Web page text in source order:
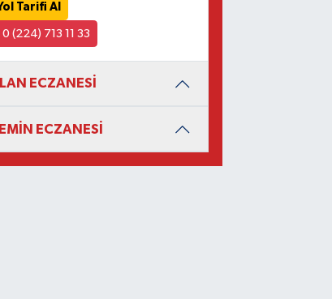
Tarifi Al
0 (224) 713 11 33
ECZANESİ
ECZANESİ